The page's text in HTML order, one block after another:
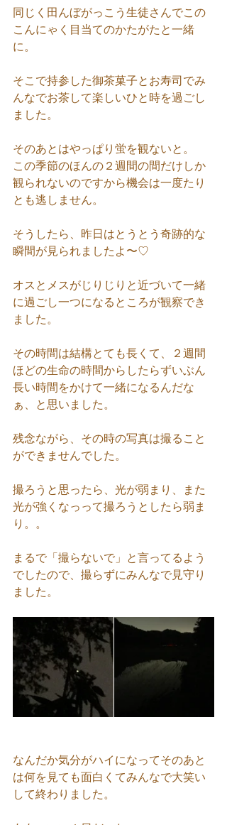
同じく田んぼがっこう生徒さんでこの
こんにゃく目当てのかたがたと一緒
に。
そこで持参した御茶菓子とお寿司でみ
んなでお茶して楽しいひと時を過ごし
ました。
そのあとはやっぱり蛍を観ないと。
この季節のほんの２週間の間だけしか
観られないのですから機会は一度たり
とも逃しません。
そうしたら、昨日はとうとう奇跡的な
瞬間が見られましたよ〜♡
オスとメスがじりじりと近づいて一緒
に過ごし一つになるところが観察でき
ました。
その時間は結構とても長くて、２週間
ほどの生命の時間からしたらずいぶん
長い時間をかけて一緒になるんだな
ぁ、と思いました。
残念ながら、その時の写真は撮ること
ができませんでした。
撮ろうと思ったら、光が弱まり、また
光が強くなっって撮ろうとしたら弱ま
り。。
まるで「撮らないで」と言ってるよう
でしたので、撮らずにみんなで見守り
ました。
なんだか気分がハイになってそのあと
は何を見ても面白くてみんなで大笑い
して終わりました。